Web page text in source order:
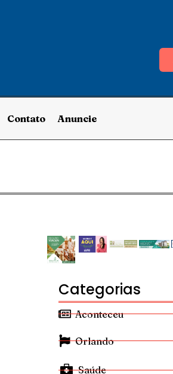
Contato Anuncie
Categorias
Aconteceu
Orlando
Saúde